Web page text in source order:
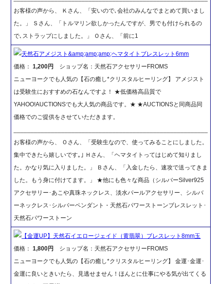
お客様の声から、 Ｋさん、「安いので､会社のみんなでまとめて買いまし
た。」 Ｓさん、「トルマリン欲しかったんですが、男でも付けられるの
で､ストラップにしました。」 Ｏさん、「前に1
天然石アメジスト&amp;amp;amp;ヘマタイトブレスレット6mm
価格：1,200円
ショップ名：天然石アクセサリーFROMS
ニューヨークでも人気の【石の癒し*クリスタルヒーリング】 アメジスト
は受験生におすすめの石なんですよ！ ★低価格高品質で
YAHOO!AUCTIONSでも大人気の商品です。★ ★AUCTIONSと同商品同
価格でのご提供をさせていただきます。
お客様の声から、 Ｏさん、「受験生なので、使ってみることにしました。
集中できたら嬉しいです｡｣ Ｈさん、「ヘマタイトってはじめて知りまし
た。かなり気に入りました。」 Ｂさん、「入金したら、速攻で送ってきま
した。もう身に付けてます。」 ★他にも色々な商品（シルバーSilver925
アクセサリー･あこや真珠ネックレス、淡水パールアクセサリー、シルバ
ーネックレス･シルバーペンダント・天然石パワーストーンブレスレット･
天然石パワーストーン
【金運UP】天然石イエロージェイド（黄翡翠）ブレスレット8mm玉
価格：1,800円
ショップ名：天然石アクセサリーFROMS
ニューヨークでも人気の【石の癒し*クリスタルヒーリング】 金運･金運･
金運に良いときいたら、見逃せません！ほんとに仕事にやる気が出てくる